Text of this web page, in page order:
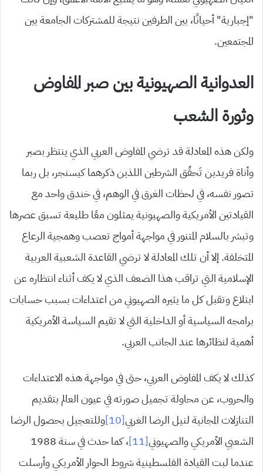
“إجبارية” أحيانًا، بين الطرفين نتيجة للمشتركات الجامعة بين
المجتمعين.
العدوانية الصهيونية بين صبر المفاوض
وثورة الشعب
ولكن هذه المعادلة قد ترضي المفاوض العربي الذي ينتظر بصبر
وأناة فريدين تَحقُق الشرطين اللذين ذكرهما كيسنجر، بل ربما
تصور نفسه، في لحظات الغرق في الوهم، في خندق واحد مع
القيادتين الأمريكية والصهيونية يمثلون معًا طليعة تسبق عصرها
وتبشر بالسلام المتنور في مواجهة أمواج تعصب وهمجية الرعاع
المتخلفة. إلا أن تلك المعادلة لا ترضي القاعدة الشعبية العربية
الإسلامية التي تراقب هذا الضعف الذي لا يكف أثناء انتظاره عن
ابتلاع وتقبل كل ما يثيره الصهيوني من اعتداءات بسبب حسابات
برامجه السياسية أو الداخلية التي لا تقيم السياسة الأمريكية
أهمية لنظائرها عند الجانب العربي.
كذلك لا يكف المفاوض العربي، حتى في مواجهة هذه الاعتداءات
والحروب، عن محاولة تجميل صورته في عيون العالم بتقديم
التنازلات المجانية لنيل الرضا الغربي[10]
وللتعجيل بحصول الرضا
الشعبي الأمريكي والصهيوني[11]
، كما حدث في سنة 1988
عندما لبت القيادة الفلسطينية شروط الحوار الأمريكي وأرسلت